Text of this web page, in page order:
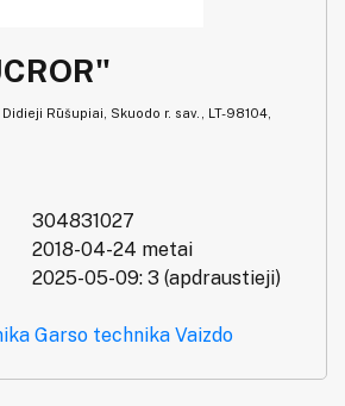
Rūšupiai, Skuodo r. sav., LT-98104,
304831027
2018-04-24 metai
2025-05-09: 3 (apdraustieji)
Garso technika Vaizdo